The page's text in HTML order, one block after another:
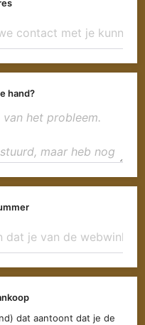
hand?
dat aantoont dat je de